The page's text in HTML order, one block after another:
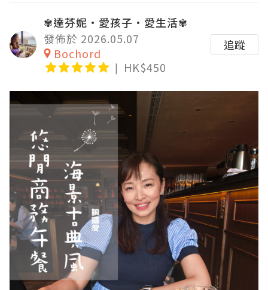
✾達芬妮•愛孩子•愛生活✾
發佈於 2026.05.07
Bochord
HK$450
追蹤